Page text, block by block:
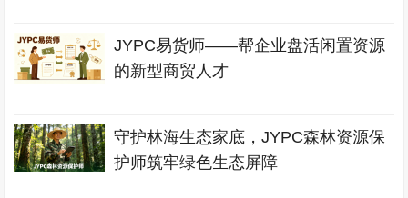
JYPC易货师——帮企业盘活闲置资源
的新型商贸人才
守护林海生态家底，JYPC森林资源保
护师筑牢绿色生态屏障